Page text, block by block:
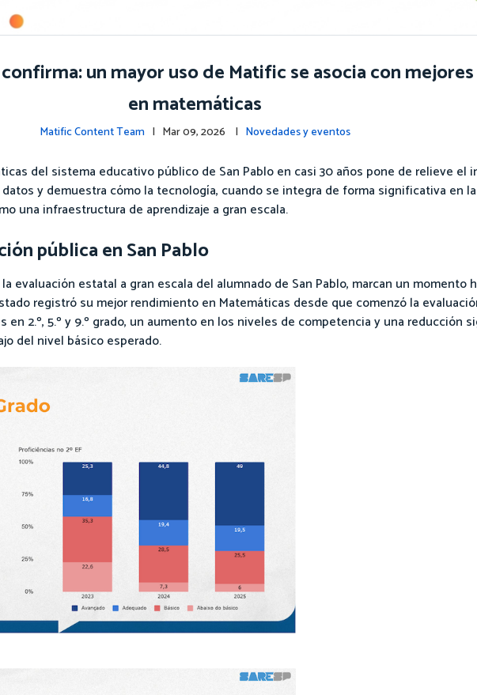
un mayor uso de Matific se asocia con
en matemáticas
Matific Content Team | Mar 09, 2026 | Novedades y eventos
del sistema educativo público de San Pablo en casi 30 años pone de relieve el
y demuestra cómo la tecnología, cuando se integra de forma significativa en
una infraestructura de aprendizaje a gran escala.
pública en San Pablo
la evaluación estatal a gran escala del alumnado de San Pablo, marcan un momento
registró su mejor rendimiento en Matemáticas desde que comenzó la
en 2.º, 5.º y 9.º grado, un aumento en los niveles de competencia y una reducción
del nivel básico esperado.